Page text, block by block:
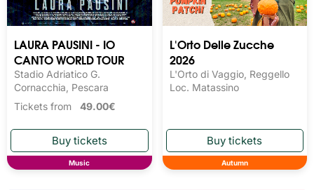
LAURA PAUSINI - IO
CANTO WORLD TOUR
Stadio Adriatico G.
Cornacchia, Pescara
Tickets from 49.00€
Music
L'Orto Delle Zucche
2026
L'Orto di Vaggio, Reggello
Loc. Matassino
Autumn